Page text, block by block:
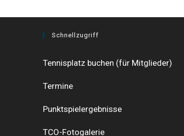
Schnellzugriff
Tennisplatz buchen (für Mitglieder)
Termine
Punktspielergebnisse
TCO-Fotogalerie